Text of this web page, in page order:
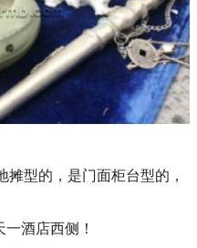
型的，是门面柜台型的，
酒店西侧！